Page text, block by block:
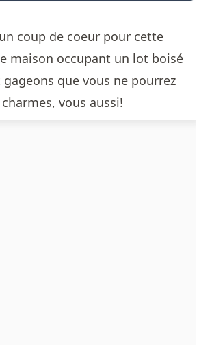
coup de coeur pour cette
maison occupant un lot boisé
que vous ne pourrez
vous aussi!